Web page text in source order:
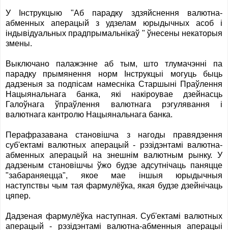
У Інструкцыю "Аб парадку здзяйснення валютна-
абменных аперацый з удзелам юрыдычных асоб і
індывідуальных прадпрымальнікаў " ўнесены некаторыя
змены.
Выключано палажэнне аб тым, што тлумачэнні па
парадку прымянення норм Інструкцыі могуць быць
дадзеныя за подпісам намесніка Старшыні Праўлення
Нацыянальнага банка, які накіроувае дзейнасць
Галоўнага ўпраўлення валютнага рэгулявання і
валютнага кантролю Нацыянальнага банка.
Перафразавана становішча з нагоды правядзення
суб'ектамі валютных аперацый - рэзідэнтамі валютна-
абменных аперацый на знешнім валютным рынку. У
дадзеным становішчы ўжо будзе адсутнічаць паняцце
"забараняецца", якое мае іншыя юрыдычныя
наступствы чым тая фармулёўка, якая будзе дзейнічаць
цяпер.
Дадзеная фармулёўка наступная. Суб'ектамі валютных
аперацый - рэзідэнтамі валютна-абменныя аперацыі